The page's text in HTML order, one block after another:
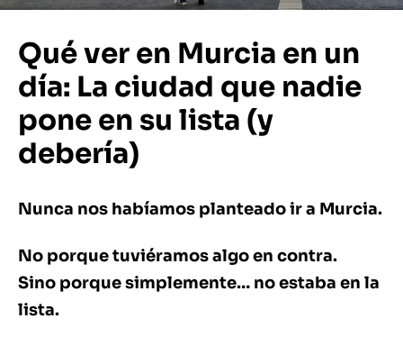
Qué ver en Murcia en un
día: La ciudad que nadie
pone en su lista (y
debería)
Nunca nos habíamos planteado ir a Murcia.
No porque tuviéramos algo en contra.
Sino porque simplemente… no estaba en la
lista.